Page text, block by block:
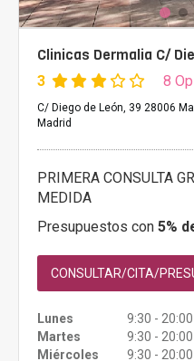
Clinicas Dermalia C/
3 8
C/ Diego de León, 39 28006
Madrid
PRIMERA CONSULTA
MEDIDA
Presupuestos con 5%
CONSULTAR/CITA/
Lunes
9:30 -
Martes
9:30 -
Miércoles
9:30 -